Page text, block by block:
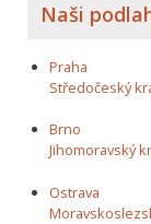
Naši
Praha
Středočeský
Brno
Jihomoravský
Ostrava